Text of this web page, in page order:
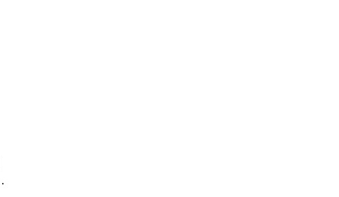
بين جماليات استثنائية مع ظلال شائعة وقوالب مألوفة. أسنان الأسنان الجمالية الأسرع نموًا في آسيا.